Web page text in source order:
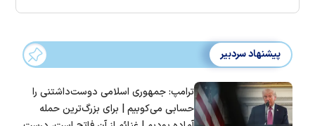
پیشنهاد سردبیر
ترامپ: جمهوری اسلامی دوست‌داشتنی را
حسابی می‌کوبیم | برای بزرگ‌ترین حمله